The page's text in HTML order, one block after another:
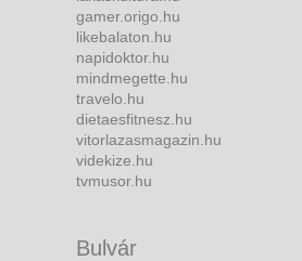
gamer.origo.hu
likebalaton.hu
napidoktor.hu
mindmegette.hu
travelo.hu
dietaesfitnesz.hu
vitorlazasmagazin.hu
videkize.hu
tvmusor.hu
Bulvár